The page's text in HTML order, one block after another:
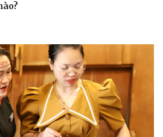
Giải trí
Nghệ sĩ
Thời trang
Sao Việt